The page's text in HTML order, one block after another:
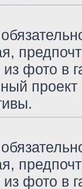
фото в
фото в